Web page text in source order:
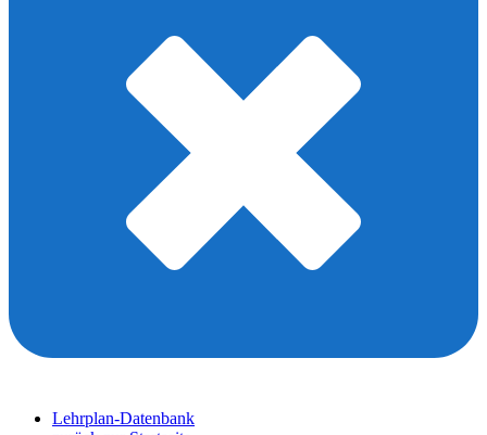
Lehrplan-Datenbank